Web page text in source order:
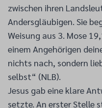
zwischen ihren
Andersgläubigen. Sie
Weisung aus 3. Mose
einem Angehörigen
nichts nach, sondern
selbst“ (NLB).
Jesus gab eine klare
setzte. An erster Stelle